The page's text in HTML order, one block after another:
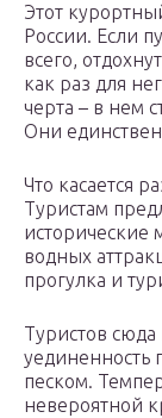
Этот
России. Если
всего,
как раз для
черта – в нем
Они
Что касается
Туристам
исторические
водных
прогулка и
Туристов
уединенность
песком.
невероятной